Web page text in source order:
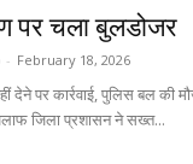
पर चला बुलडोजर
- February 18, 2026
देने पर कार्रवाई, पुलिस बल
जिला प्रशासन ने सख्त...